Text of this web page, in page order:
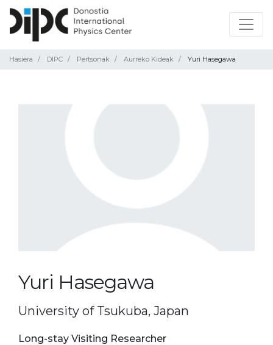
Hasiera DIPC Pertsonak Aurreko Kideak Yuri Hasegawa
Yuri Hasegawa
University of Tsukuba, Japan
Long-stay Visiting Researcher